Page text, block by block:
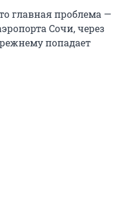
главная проблема —
Сочи, через
попадает